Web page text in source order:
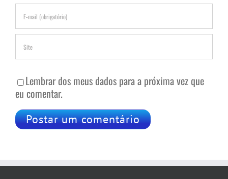
Lembrar dos meus dados para a próxima vez que
eu comentar.